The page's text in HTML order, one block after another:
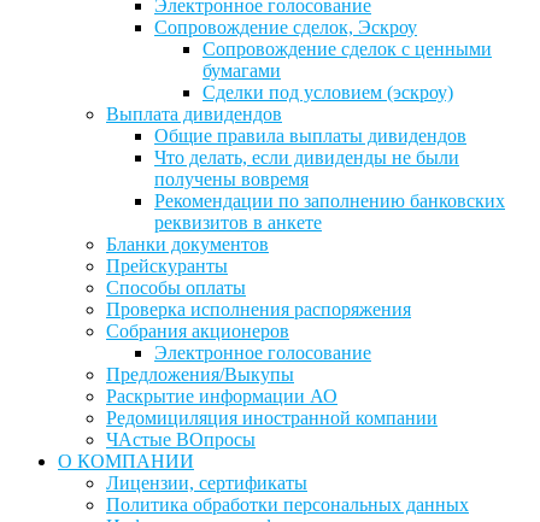
Электронное голосование
Сопровождение сделок, Эскроу
Сопровождение сделок с ценными
бумагами
Сделки под условием (эскроу)
Выплата дивидендов
Общие правила выплаты дивидендов
Что делать, если дивиденды не были
получены вовремя
Рекомендации по заполнению банковских
реквизитов в анкете
Бланки документов
Прейскуранты
Способы оплаты
Проверка исполнения распоряжения
Собрания акционеров
Электронное голосование
Предложения/Выкупы
Раскрытие информации АО
Редомициляция иностранной компании
ЧАстые ВОпросы
О КОМПАНИИ
Лицензии, сертификаты
Политика обработки персональных данных